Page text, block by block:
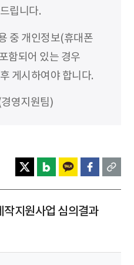
립니다.
중 개인정보(휴대폰
함되어 있는 경우
게시하여야 합니다.
영지원팀)
지원사업 심의결과